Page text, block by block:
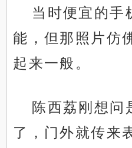
当时便宜的手
能，但那照片仿
起来一般。
陈西荔刚想问
了，门外就传来